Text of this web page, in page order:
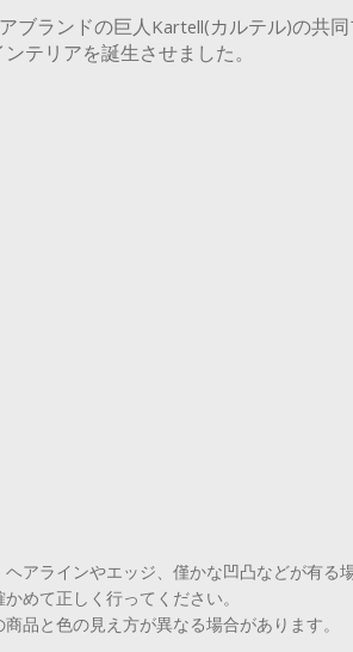
ブランドの巨人Kartell(カルテル)の共
テリアを誕生させました。
アラインやエッジ、僅かな凹凸などが有る
めて正しく行ってください。
品と色の見え方が異なる場合があります。